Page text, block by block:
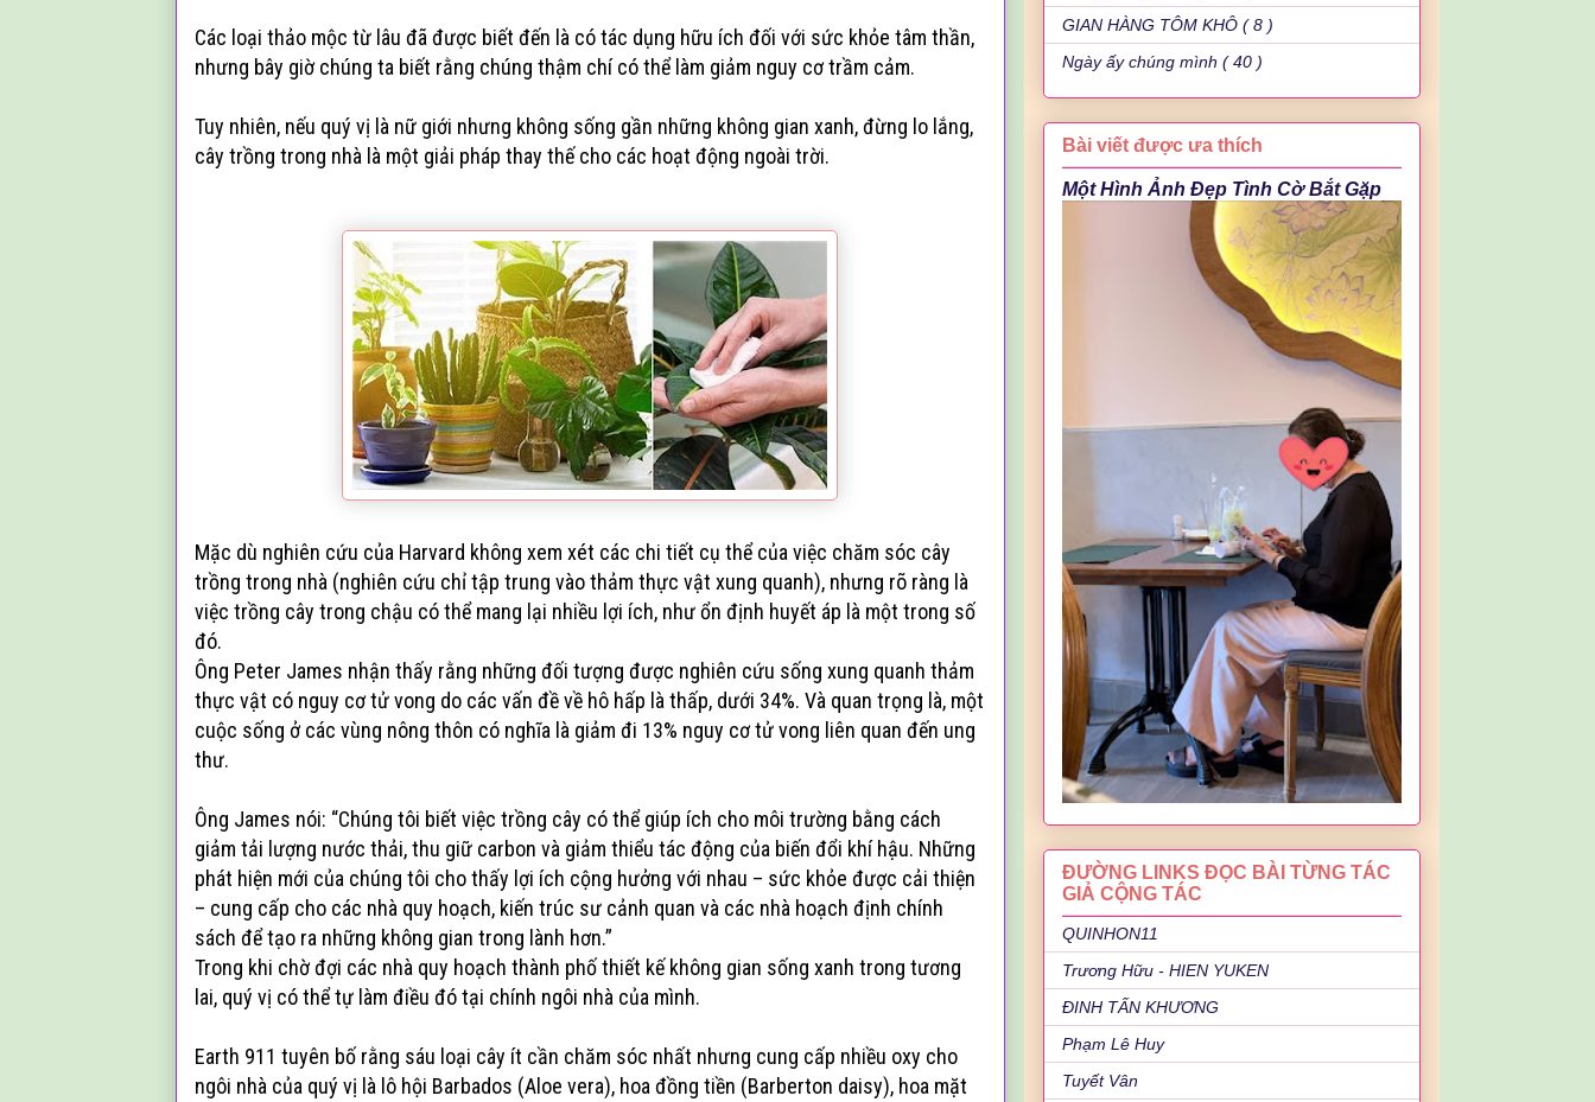
Các loại thảo mộc từ lâu đã được biết đến là có tác dụng hữu ích đối với sức khỏe tâm thần,
nhưng bây giờ chúng ta biết rằng chúng thậm chí có thể làm giảm nguy cơ trầm cảm.
Tuy nhiên, nếu quý vị là nữ giới nhưng không sống gần những không gian xanh, đừng lo lắng,
cây trồng trong nhà là một giải pháp thay thế cho các hoạt động ngoài trời.
Mặc dù nghiên cứu của Harvard không xem xét các chi tiết cụ thể của việc chăm sóc cây
trồng trong nhà (nghiên cứu chỉ tập trung vào thảm thực vật xung quanh), nhưng rõ ràng là
việc trồng cây trong chậu có thể mang lại nhiều lợi ích, như ổn định huyết áp là một trong số
đó.
Ông Peter James nhận thấy rằng những đối tượng được nghiên cứu sống xung quanh thảm
thực vật có nguy cơ tử vong do các vấn đề về hô hấp là thấp, dưới 34%. Và quan trọng là, một
cuộc sống ở các vùng nông thôn có nghĩa là giảm đi 13% nguy cơ tử vong liên quan đến ung
thư.
Ông James nói: “Chúng tôi biết việc trồng cây có thể giúp ích cho môi trường bằng cách
giảm tải lượng nước thải, thu giữ carbon và giảm thiểu tác động của biến đổi khí hậu. Những
phát hiện mới của chúng tôi cho thấy lợi ích cộng hưởng với nhau – sức khỏe được cải thiện
– cung cấp cho các nhà quy hoạch, kiến trúc sư cảnh quan và các nhà hoạch định chính
sách để tạo ra những không gian trong lành hơn.”
Trong khi chờ đợi các nhà quy hoạch thành phố thiết kế không gian sống xanh trong tương
lai, quý vị có thể tự làm điều đó tại chính ngôi nhà của mình.
Earth 911 tuyên bố rằng sáu loại cây ít cần chăm sóc nhất nhưng cung cấp nhiều oxy cho
ngôi nhà của quý vị là lô hội Barbados (Aloe vera), hoa đồng tiền (Barberton daisy), hoa mặt
GIAN HÀNG TÔM KHÔ ( 8 )
Ngày ấy chúng mình ( 40 )
Bài viết được ưa thích
Một Hình Ảnh Đẹp Tình Cờ Bắt Gặp
ĐƯỜNG LINKS ĐỌC BÀI TỪNG TÁC
GIẢ CỘNG TÁC
QUINHON11
Trương Hữu - HIEN YUKEN
ĐINH TẤN KHƯƠNG
Phạm Lê Huy
Tuyết Vân